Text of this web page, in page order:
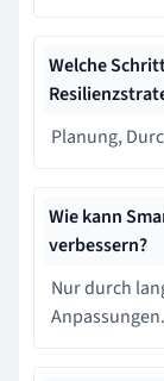
Welche
Planung,
Wie kann
verbessern?
Nur durch
Anpassungen.